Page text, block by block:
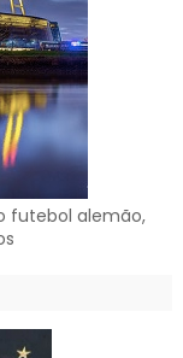
futebol alemão,